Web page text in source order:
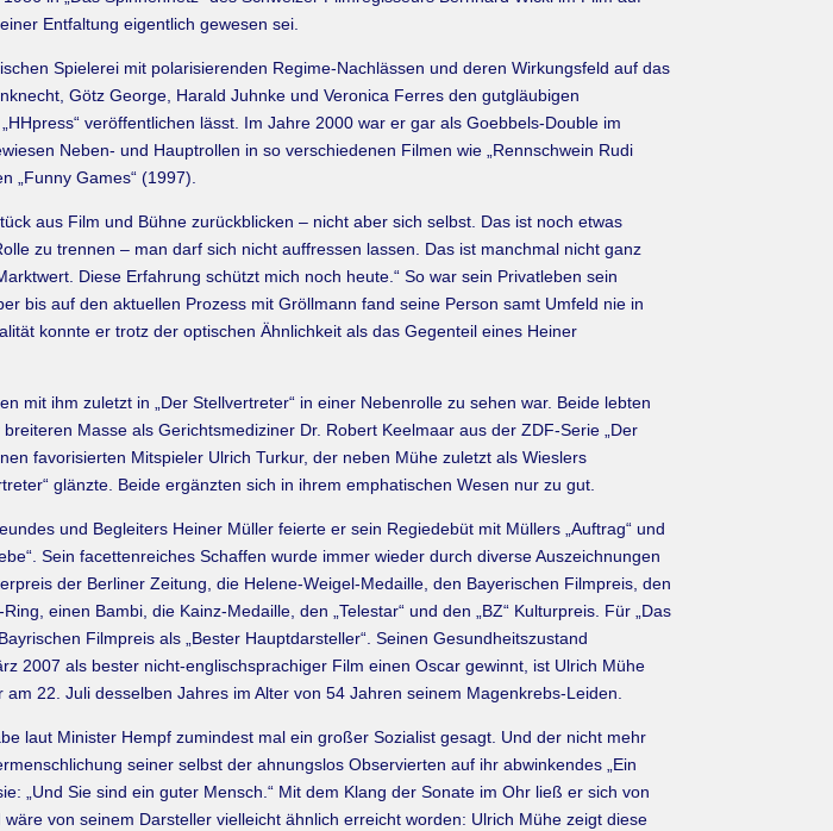
Entfaltung eigentlich gewesen sei.
Spielerei mit polarisierenden Regime-Nachlässen und deren Wirkungsfeld auf das
Götz George, Harald Juhnke und Veronica Ferres den gutgläubigen
veröffentlichen lässt. Im Jahre 2000 war er gar als Goebbels-Double im
Neben- und Hauptrollen in so verschiedenen Filmen wie „Rennschwein Rudi
„Funny Games“ (1997).
aus Film und Bühne zurückblicken – nicht aber sich selbst. Das ist noch etwas
zu trennen – man darf sich nicht auffressen lassen. Das ist manchmal nicht ganz
Diese Erfahrung schützt mich noch heute.“ So war sein Privatleben sein
bis auf den aktuellen Prozess mit Gröllmann fand seine Person samt Umfeld nie in
konnte er trotz der optischen Ähnlichkeit als das Gegenteil eines Heiner
mit ihm zuletzt in „Der Stellvertreter“ in einer Nebenrolle zu sehen war. Beide lebten
Masse als Gerichtsmediziner Dr. Robert Keelmaar aus der ZDF-Serie „Der
favorisierten Mitspieler Ulrich Turkur, der neben Mühe zuletzt als Wieslers
glänzte. Beide ergänzten sich in ihrem emphatischen Wesen nur zu gut.
und Begleiters Heiner Müller feierte er sein Regiedebüt mit Müllers „Auftrag“ und
Sein facettenreiches Schaffen wurde immer wieder durch diverse Auszeichnungen
der Berliner Zeitung, die Helene-Weigel-Medaille, den Bayerischen Filmpreis, den
einen Bambi, die Kainz-Medaille, den „Telestar“ und den „BZ“ Kulturpreis. Für „Das
Filmpreis als „Bester Hauptdarsteller“. Seinen Gesundheitszustand
2007 als bester nicht-englischsprachiger Film einen Oscar gewinnt, ist Ulrich Mühe
22. Juli desselben Jahres im Alter von 54 Jahren seinem Magenkrebs-Leiden.
laut Minister Hempf zumindest mal ein großer Sozialist gesagt. Und der nicht mehr
seiner selbst der ahnungslos Observierten auf ihr abwinkendes „Ein
„Und Sie sind ein guter Mensch.“ Mit dem Klang der Sonate im Ohr ließ er sich von
von seinem Darsteller vielleicht ähnlich erreicht worden: Ulrich Mühe zeigt diese